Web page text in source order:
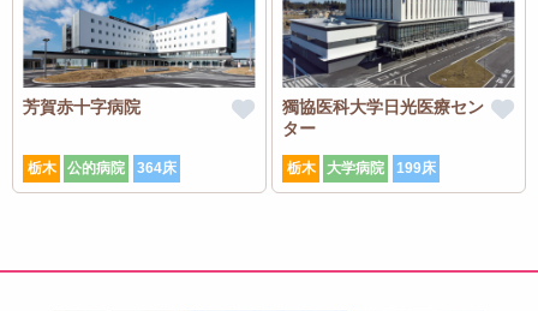
芳賀赤十字病院
栃木 公的病院 364床
獨協医科大学日光医療セン
ター
栃木 大学病院 199床